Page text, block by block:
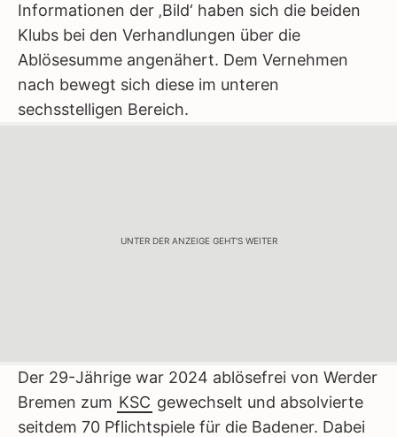
Informationen der ‚Bild‘ haben sich die beiden
Klubs bei den Verhandlungen über die
Ablösesumme angenähert. Dem Vernehmen
nach bewegt sich diese im unteren
sechsstelligen Bereich.
UNTER DER ANZEIGE GEHT'S WEITER
Der 29-Jährige war 2024 ablösefrei von Werder
Bremen zum KSC gewechselt und absolvierte
seitdem 70 Pflichtspiele für die Badener. Dabei